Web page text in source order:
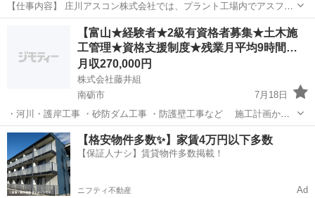
【仕事内容】 庄川アスコン株式会社では、プラント工場内でアスファ
ルト合材の製造スタッフを募集しています。 未経験OK・ブランクOK
で、先輩スタッフがしっかりサポートします。 事前の工場見学もOK
なので、雰囲気や環境を見...
その他 未経験
【富山★経験者★2級有資格者募集★土木施
工管理★資格支援制度★残業月平均9時間…
月収270,000円
株式会社藤井組
南砺市
7月18日
・河川・護岸工事 ・砂防ダム工事 ・防護壁工事など 施工計画か
ら、工程・品質・安全・原価管理、引渡しまで一貫して担当 経験や
案件規模に応じて、現場代理人・監理技術者・主任技術者として裁量
をもって活躍できます。
富山 南砺市 施工管理 監理技術者
【格安物件多数✨】家賃4万円以下多数
【保証人ナシ】賃貸物件多数掲載！
ニフティ不動産 Ad